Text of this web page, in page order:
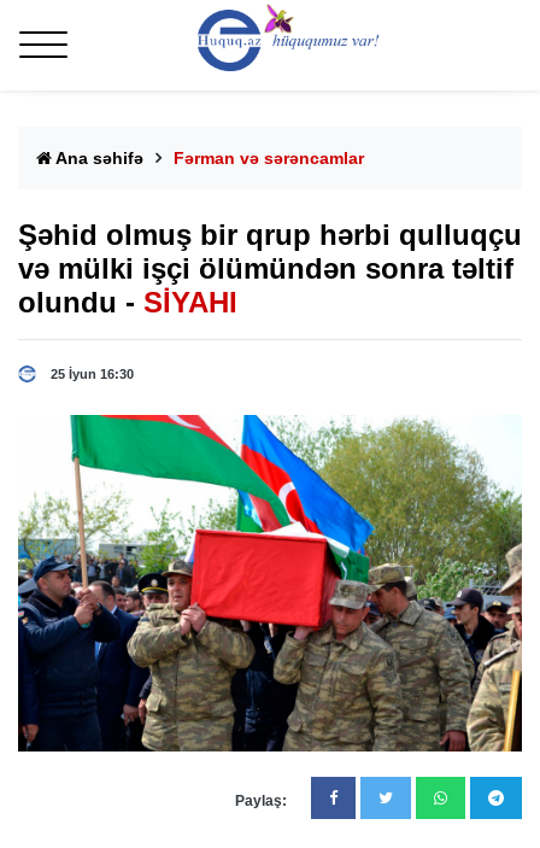
Ana səhifə Fərman və sərəncamlar
Şəhid olmuş bir qrup hərbi qulluqçu
və mülki işçi ölümündən sonra təltif
olundu - SİYAHI
25 İyun 16:30
Paylaş: